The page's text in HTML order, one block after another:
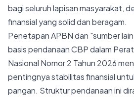
bagi seluruh lapisan masyarakat,
finansial yang solid dan beragam.
Penetapan APBN dan "sumber
basis pendanaan CBP dalam
Nasional Nomor 2 Tahun 2026
pentingnya stabilitas finansial
pangan. Struktur pendanaan ini